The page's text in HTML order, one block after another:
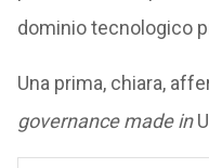
dominio tecnologico
Una prima, chiara,
governance made in